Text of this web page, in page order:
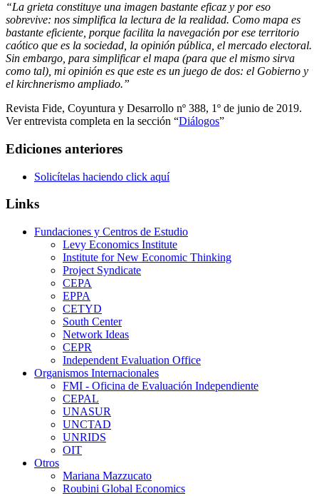
“La grieta constituye una imagen bastante eficaz y por eso
sobrevive: nos simplifica la lectura de la realidad. Como mapa es
bastante eficiente, porque facilita la navegación por ese territorio
caótico que es la sociedad, la opinión pública, el mercado electoral.
Sin embargo, para simplificar el mapa (para que el mismo sirva
como tal), mi opinión es que este es un juego de dos: el Gobierno y
el kirchnerismo ampliado.”
Revista Fide, Coyuntura y Desarrollo nº 388, 1º de junio de 2019.
Ver entrevista completa en la sección “Diálogos”
Ediciones anteriores
Solicítelas haciendo click aquí
Links
Fundaciones y Centros de Estudio
Levy Economics Institute
Institute for New Economic Thinking
Project Syndicate
CEPA
EPPA
CETYD
South Center
Network Ideas
CEPR
Independent Evaluation Office
Organismos Internacionales
FMI - Oficina de Evaluación Independiente
CEPAL
UNASUR
UNCTAD
UNRIDS
OIT
Otros
Mariana Mazzucato
Roubini Global Economics